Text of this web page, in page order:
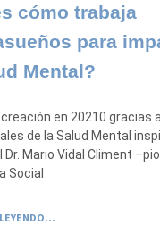
cómo trabaja
para
Mental?
en 20210 gracias a
de la Salud Mental
Dr. Mario Vidal Climent
Social